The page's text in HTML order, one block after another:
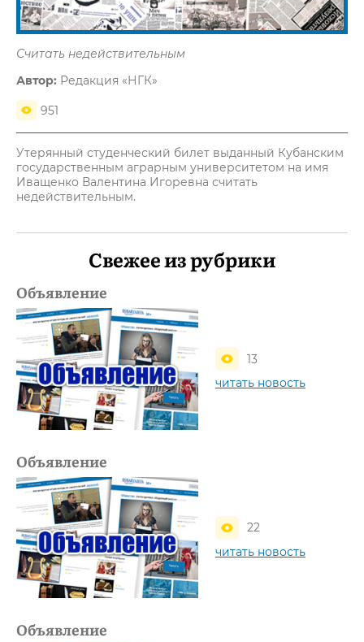
Считать недействительным
Автор: Редакция «НГК»
951
Утерянный студенческий билет выданный Кубанским
государственным аграрным университетом на имя
Иващенко Валентина Игоревна считать
недействительным.
Свежее из рубрики
Объявление
13
читать новость
Объявление
22
читать новость
Объявление